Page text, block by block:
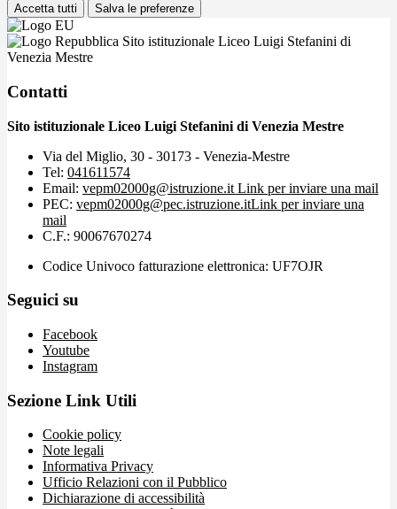
Accetta tutti Salva le preferenze
Sito istituzionale Liceo Luigi Stefanini di
Venezia Mestre
Contatti
Sito istituzionale Liceo Luigi Stefanini di Venezia Mestre
Via del Miglio, 30 - 30173 - Venezia-Mestre
Tel: 041611574
Email: vepm02000g@istruzione.it Link per inviare una mail
PEC: vepm02000g@pec.istruzione.itLink per inviare una
mail
C.F.: 90067670274
Codice Univoco fatturazione elettronica: UF7OJR
Seguici su
Facebook
Youtube
Instagram
Sezione Link Utili
Cookie policy
Note legali
Informativa Privacy
Ufficio Relazioni con il Pubblico
Dichiarazione di accessibilità